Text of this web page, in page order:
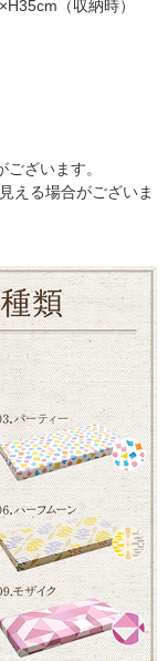
（収納時）
ざいます。
える場合がございま